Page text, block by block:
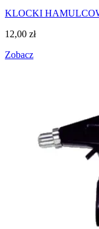
KLOCKI
12,00 zł
Zobacz